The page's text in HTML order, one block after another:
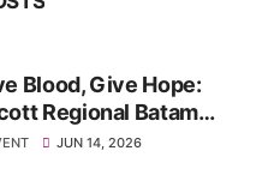
Blood, Give Hope:
Regional Batam
the Community to
JUN 14, 2026